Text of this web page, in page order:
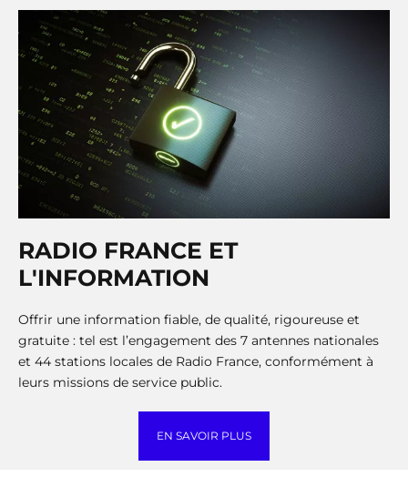
RADIO FRANCE ET
L'INFORMATION
Offrir une information fiable, de qualité, rigoureuse et
gratuite : tel est l’engagement des 7 antennes nationales
et 44 stations locales de Radio France, conformément à
leurs missions de service public.
EN SAVOIR PLUS